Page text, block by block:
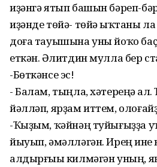
иҙәнгә ятып башын бәреп-
иҙәнде төйә- төйә һыҡтаны
доға тауышына уны йоҡо
еткән. Әһлитдин мулла бер
-Бөткәнсе эс!
- Балам, тыңла, хәтереңә
йәлләп, ярҙам иттем,
-Ҡыҙым, ҡәйнәң туйығыҙҙа
йыуып, әмәлләгән. Ирең
алдырғыһы килмәгән уның,